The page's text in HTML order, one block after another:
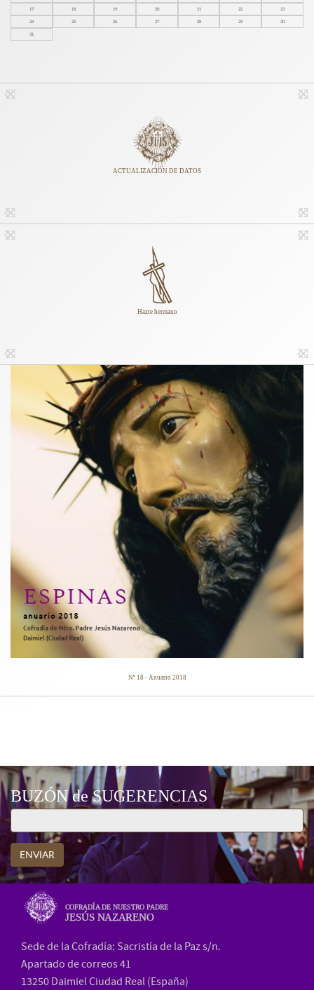
17
18 19 20 21 22
23
24
25 26 27 28 29
30
31
ACTUALIZACIÓN DE DATOS
Hazte hermano
Nº 18 - Anuario 2018
BUZÓN de SUGERENCIAS
ENVIAR
COFRADÍA DE NUESTRO PADRE
JESÚS NAZARENO
Sede de la Cofradía: Sacristía de la Paz s/n.
Apartado de correos 41
13250 Daimiel Ciudad Real (España)